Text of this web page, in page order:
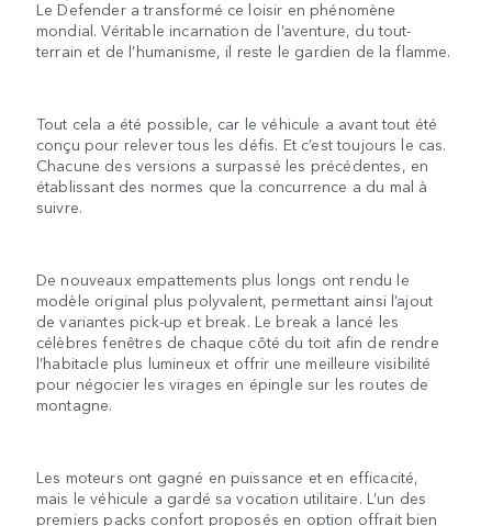
Le Defender a transformé ce loisir en phénomène
mondial. Véritable incarnation de l’aventure, du tout-
terrain et de l’humanisme, il reste le gardien de la flamme.
Tout cela a été possible, car le véhicule a avant tout été
conçu pour relever tous les défis. Et c’est toujours le cas.
Chacune des versions a surpassé les précédentes, en
établissant des normes que la concurrence a du mal à
suivre.
De nouveaux empattements plus longs ont rendu le
modèle original plus polyvalent, permettant ainsi l’ajout
de variantes pick-up et break. Le break a lancé les
célèbres fenêtres de chaque côté du toit afin de rendre
l’habitacle plus lumineux et offrir une meilleure visibilité
pour négocier les virages en épingle sur les routes de
montagne.
Les moteurs ont gagné en puissance et en efficacité,
mais le véhicule a gardé sa vocation utilitaire. L’un des
premiers packs confort proposés en option offrait bien